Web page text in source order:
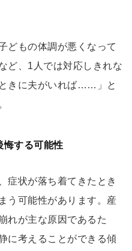
どもの体調が悪くなって
ど、1人では対応しきれな
きに夫がいれば……」と
悔する可能性
症状が落ち着てきたとき
う可能性があります。産
れが主な原因であるた
に考えることができる傾